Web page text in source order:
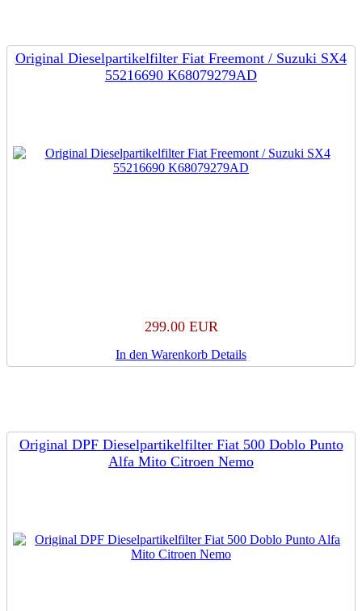
Original Dieselpartikelfilter Fiat Freemont / Suzuki SX4
55216690 K68079279AD
299.00 EUR
In den Warenkorb Details
Original DPF Dieselpartikelfilter Fiat 500 Doblo Punto
Alfa Mito Citroen Nemo